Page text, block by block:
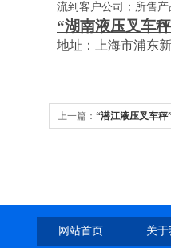
流到客户公司；所售
“湖南液压叉车
地址：上海市浦东
上一篇： “潜江液压叉车秤
网站首页 关